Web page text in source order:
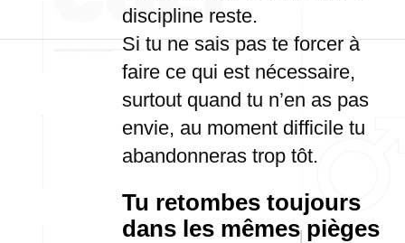
discipline reste.
Si tu ne sais pas te forcer à
faire ce qui est nécessaire,
surtout quand tu n’en as pas
envie, au moment difficile tu
abandonneras trop tôt.
Tu retombes toujours
dans les mêmes pièges